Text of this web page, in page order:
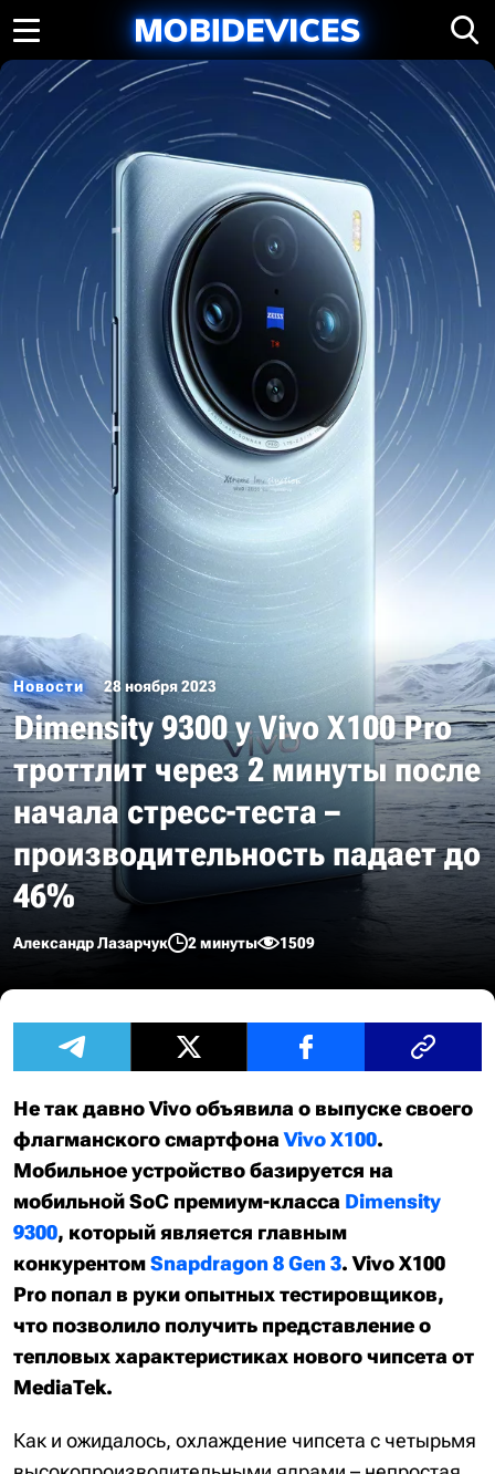
Новости 28 ноября 2023
Dimensity 9300 у Vivo X100 Pro
троттлит через 2 минуты после
начала стресс-теста –
производительность падает до
46%
Александр Лазарчук 2 минуты 1509
Не так давно Vivo объявила о выпуске своего
флагманского смартфонаVivo X100.
Мобильное устройство базируется на
мобильной SoC премиум-класса Dimensity
9300, который является главным
конкурентомSnapdragon 8 Gen 3. Vivo X100
Pro попал в руки опытных тестировщиков,
что позволило получить представление о
тепловых характеристиках нового чипсета от
MediaTek.
Как и ожидалось, охлаждение чипсета с четырьмя